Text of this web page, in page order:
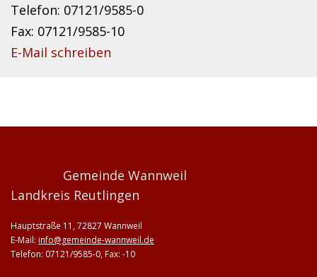
Telefon: 07121/9585-0
Fax: 07121/9585-10
E-Mail schreiben
Gemeinde Wannweil
Landkreis Reutlingen
Hauptstraße 11, 72827 Wannweil
E-Mail: info@gemeinde-wannweil.de
Telefon: 07121/9585-0, Fax: -10